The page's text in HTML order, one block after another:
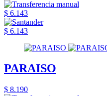
$ 6.143
$ 6.143
PARAISO
$ 8.190